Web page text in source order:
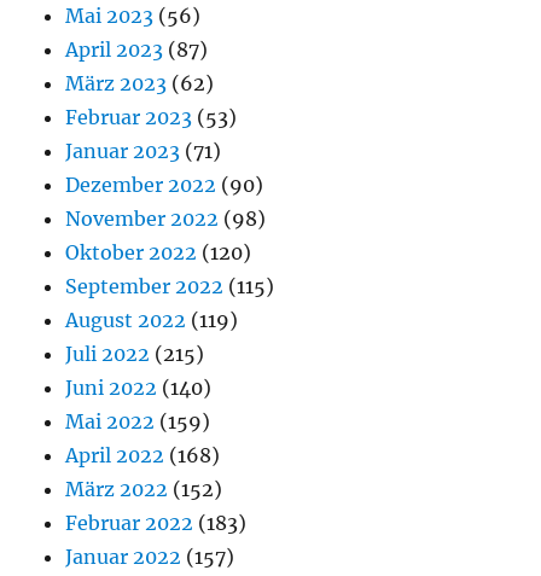
Mai 2023 (56)
April 2023 (87)
März 2023 (62)
Februar 2023 (53)
Januar 2023 (71)
Dezember 2022 (90)
November 2022 (98)
Oktober 2022 (120)
September 2022 (115)
August 2022 (119)
Juli 2022 (215)
Juni 2022 (140)
Mai 2022 (159)
April 2022 (168)
März 2022 (152)
Februar 2022 (183)
Januar 2022 (157)